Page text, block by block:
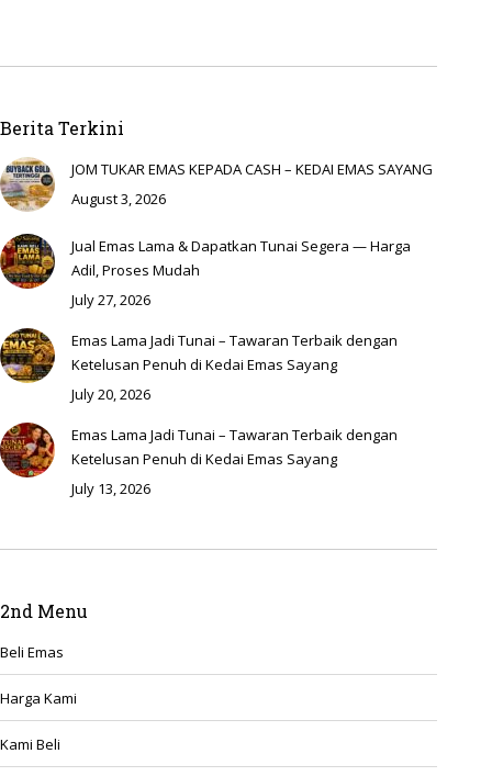
Berita Terkini
JOM TUKAR EMAS KEPADA CASH – KEDAI EMAS SAYANG
August 3, 2026
Jual Emas Lama & Dapatkan Tunai Segera — Harga
Adil, Proses Mudah
July 27, 2026
Emas Lama Jadi Tunai – Tawaran Terbaik dengan
Ketelusan Penuh di Kedai Emas Sayang
July 20, 2026
Emas Lama Jadi Tunai – Tawaran Terbaik dengan
Ketelusan Penuh di Kedai Emas Sayang
July 13, 2026
2nd Menu
Beli Emas
Harga Kami
Kami Beli